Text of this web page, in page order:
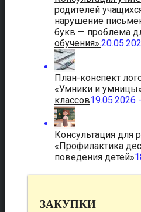
родителей
нарушение
букв — проблема
обучения».
План-конспект
«Умники и
классов19.05.2026
Консультация для
«Профилактика
поведения детей»
ЗАКУПКИ